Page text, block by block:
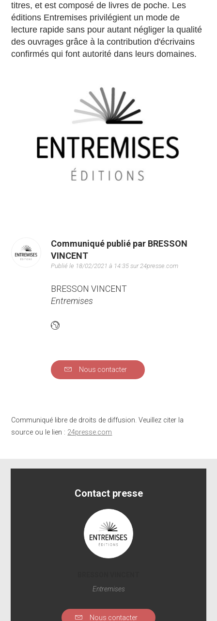
titres, et est composé de livres de poche. Les
éditions Entremises privilégient un mode de
lecture rapide sans pour autant négliger la qualité
des ouvrages grâce à la contribution d'écrivains
confirmés qui font autorité dans leurs domaines.
Communiqué publié par BRESSON
VINCENT
Publié le 18/02/2021 à 14:35 sur 24presse.com
BRESSON VINCENT
Entremises
Nous contacter
Communiqué libre de droits de diffusion. Veuillez citer la
source ou le lien : 24presse.com
Contact presse
Entremises
Nous contacter